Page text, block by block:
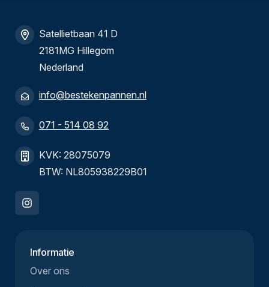
Satellietbaan 41 D
2181MG Hillegom
Nederland
info@bestekenpannen.nl
071 - 514 08 92
KVK: 28075079
BTW: NL805938229B01
Informatie
Over ons